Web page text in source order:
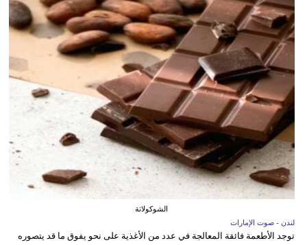
الشوكولاتة
لندن - صوت الإمارات
توجد الأطعمة فائقة المعالجة في عدد من الأغذية على نحو يفوق ما قد يتصوره